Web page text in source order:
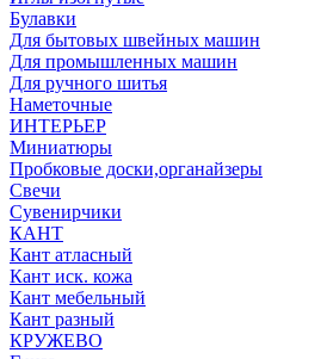
Булавки
Для бытовых швейных машин
Для промышленных машин
Для ручного шитья
Наметочные
ИНТЕРЬЕР
Миниатюры
Пробковые доски,органайзеры
Свечи
Сувенирчики
КАНТ
Кант атласный
Кант иск. кожа
Кант мебельный
Кант разный
КРУЖЕВО